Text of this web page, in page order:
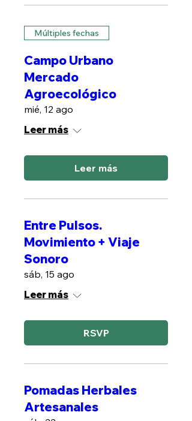
Múltiples fechas
Campo Urbano
Mercado
Agroecológico
mié, 12 ago
Leer más
Leer más
Entre Pulsos.
Movimiento + Viaje
Sonoro
sáb, 15 ago
Leer más
RSVP
Pomadas Herbales
Artesanales